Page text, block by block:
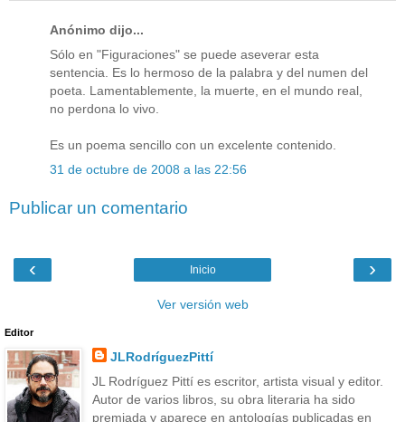
Anónimo dijo...
Sólo en "Figuraciones" se puede aseverar esta
sentencia. Es lo hermoso de la palabra y del numen del
poeta. Lamentablemente, la muerte, en el mundo real,
no perdona lo vivo.
Es un poema sencillo con un excelente contenido.
31 de octubre de 2008 a las 22:56
Publicar un comentario
‹ ›
Inicio
Ver versión web
Editor
JLRodríguezPittí
JL Rodríguez Pittí es escritor, artista visual y editor.
Autor de varios libros, su obra literaria ha sido
premiada y aparece en antologías publicadas en